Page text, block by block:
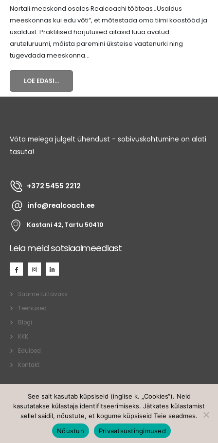
Nortali meeskond osales Realcoachi töötoas „Usaldus
meeskonnas kui edu võti“, et mõtestada oma tiimi koostööd ja
usaldust. Praktilised harjutused aitasid luua avatud
aruteluruumi, mõista paremini üksteise vaatenurki ning
tugevdada meeskonna...
LOE EDASI...
Võta meiega julgelt ühendust - sobivuskohtumine on alati
tasuta!
+372 5455 2212
info@realcoach.ee
Kastani 42, Tartu 50410
Leia meid sotsiaalmeediast
Saame tuttavaks
Teenused
Blogi
KKK
Edulood
Kontakt
Realcoach OÜ. © 2021. Kõik õigused kaitstud.
See sait kasutab küpsiseid (inglise k. „Cookies“). Neid
kasutatakse külastaja identifitseerimiseks. Jätkates külastamist
sellel saidil, nõustute, et kogume küpsiseid Teie seadmes.
Nõustun
Privaatsustingimused